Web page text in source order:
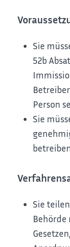
Sie
52b
Person
Sie
Sie
Behörde